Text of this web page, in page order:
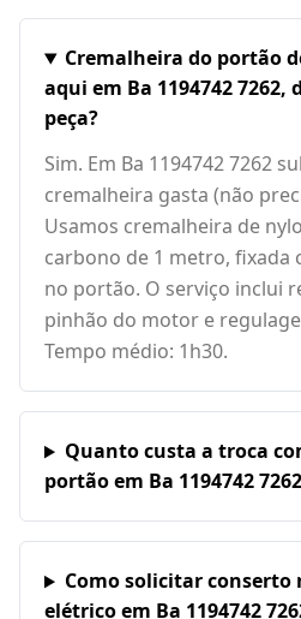
Cremalheira do portão
aqui em Ba 1194742 7262,
peça?
Sim. Em Ba 1194742 7262
cremalheira gasta (não
Usamos cremalheira de
carbono de 1 metro, fixada
no portão. O serviço inclui
pinhão do motor e
Tempo médio: 1h30.
Quanto custa a troca
portão em Ba 1194742
Como solicitar conserto
elétrico em Ba 1194742